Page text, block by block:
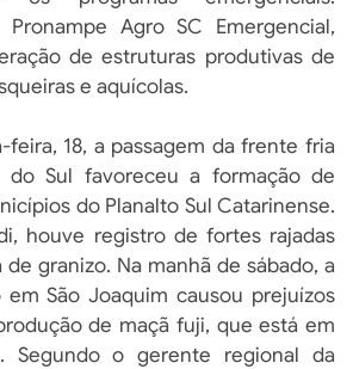
Agro SC Emergencial,
de estruturas produtivas de
e aquícolas.
feira, 18, a passagem da frente fria
do Sul favoreceu a formação de
do Planalto Sul Catarinense.
houve registro de fortes rajadas
granizo. Na manhã de sábado, a
São Joaquim causou prejuízos
de maçã fuji, que está em
Segundo o gerente regional da